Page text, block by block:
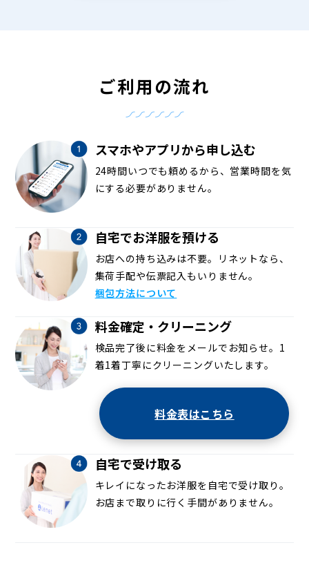
ご利用の流れ
スマホやアプリから申し込む
24時間いつでも頼めるから、営業時間を気
にする必要がありません。
自宅でお洋服を預ける
お店への持ち込みは不要。リネットなら、
集荷手配や伝票記入もいりません。
梱包方法について
料金確定・クリーニング
検品完了後に料金をメールでお知らせ。1
着1着丁寧にクリーニングいたします。
料金表はこちら
自宅で受け取る
キレイになったお洋服を自宅で受け取り。
お店まで取りに行く手間がありません。